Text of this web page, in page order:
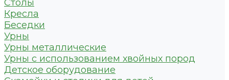
Столы
Кресла
Беседки
Урны
Урны металлические
Урны с использованием хвойных пород
Детское оборудование